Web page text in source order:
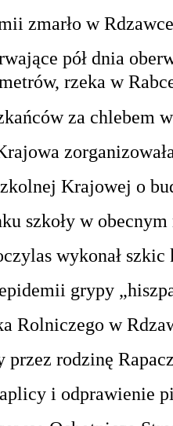
zmarło w
pół dnia
rzeka w
za chlebem
Krajowej o
szkoły w
wykonał
grypy
Rolniczego w
rodzinę
i odprawienie